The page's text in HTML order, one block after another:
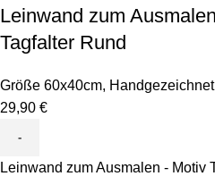
Leinwand zum
Tagfalter Rund
Größe 60x40cm, Handgezeichnet
29,90 €
Leinwand zum Ausmalen - Motiv